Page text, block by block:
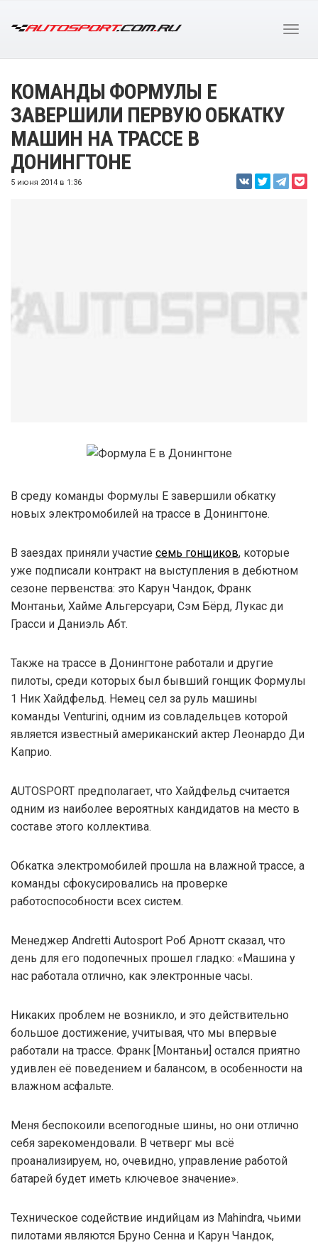
КОМАНДЫ ФОРМУЛЫ Е
ЗАВЕРШИЛИ ПЕРВУЮ ОБКАТКУ
МАШИН НА ТРАССЕ В
ДОНИНГТОНЕ
5 июня 2014 в 1:36
В среду команды Формулы Е завершили обкатку
новых электромобилей на трассе в Донингтоне.
В заездах приняли участие семь гонщиков, которые
уже подписали контракт на выступления в дебютном
сезоне первенства: это Карун Чандок, Франк
Монтаньи, Хайме Альгерсуари, Сэм Бёрд, Лукас ди
Грасси и Даниэль Абт.
Также на трассе в Донингтоне работали и другие
пилоты, среди которых был бывший гонщик Формулы
1 Ник Хайдфельд. Немец сел за руль машины
команды Venturini, одним из совладельцев которой
является известный американский актер Леонардо Ди
Каприо.
AUTOSPORT предполагает, что Хайдфельд считается
одним из наиболее вероятных кандидатов на место в
составе этого коллектива.
Обкатка электромобилей прошла на влажной трассе, а
команды сфокусировались на проверке
работоспособности всех систем.
Менеджер Andretti Autosport Роб Арнотт сказал, что
день для его подопечных прошел гладко: «Машина у
нас работала отлично, как электронные часы.
Никаких проблем не возникло, и это действительно
большое достижение, учитывая, что мы впервые
работали на трассе. Франк [Монтаньи] остался приятно
удивлен её поведением и балансом, в особенности на
влажном асфальте.
Меня беспокоили всепогодные шины, но они отлично
себя зарекомендовали. В четверг мы всё
проанализируем, но, очевидно, управление работой
батарей будет иметь ключевое значение».
Техническое содействие индийцам из Mahindra, чьими
пилотами являются Бруно Сенна и Карун Чандок,